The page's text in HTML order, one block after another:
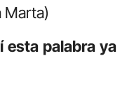
Marta)
esta palabra ya